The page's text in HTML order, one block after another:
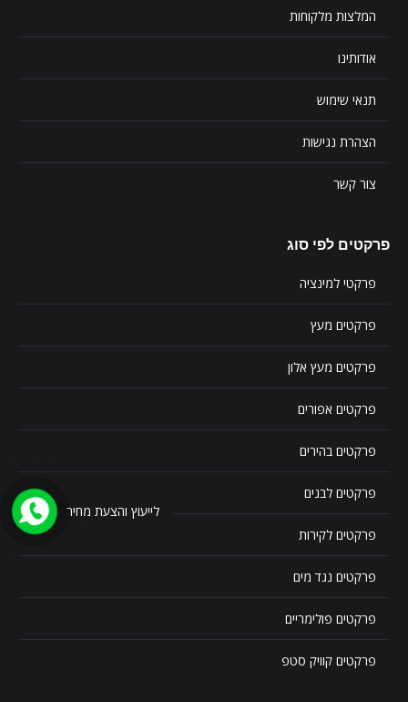
המלצות מלקוחות
אודותינו
תנאי שימוש
הצהרת נגישות
צור קשר
פרקטים לפי סוג
פרקטי למינציה
פרקטים מעץ
פרקטים מעץ אלון
פרקטים אפורים
פרקטים בהירים
פרקטים לבנים
פרקטים לקירות
פרקטים נגד מים
פרקטים פולימריים
פרקטים קוויק סטפ
לייעוץ והצעת מחיר